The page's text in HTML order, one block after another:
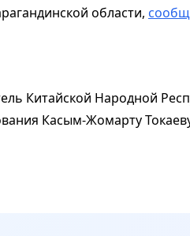
области,
Китайской Народной
Касым-Жомарту